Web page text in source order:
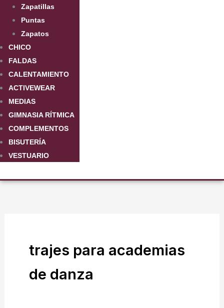
Zapatillas
Puntas
Zapatos
CHICO
FALDAS
CALENTAMIENTO
ACTIVEWEAR
MEDIAS
GIMNASIA RÍTMICA
COMPLEMENTOS
BISUTERÍA
VESTUARIO
trajes para academias
de danza